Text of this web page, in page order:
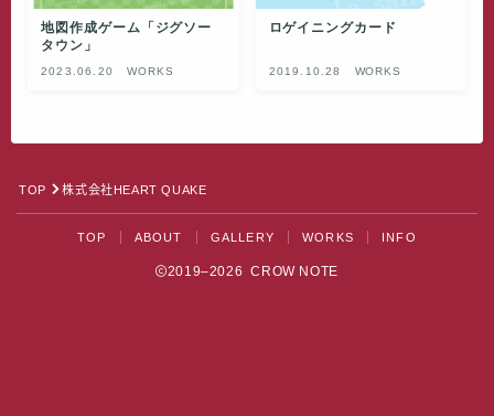
地図作成ゲーム「ジグソー
タウン」
2023.06.20 WORKS
ロゲイニングカード
2019.10.28 WORKS
TOP 株式会社HEART QUAKE
TOP ABOUT GALLERY WORKS INFO
2019–2026 CROW NOTE